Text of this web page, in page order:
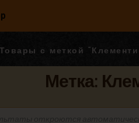
Товары с меткой
Метка: